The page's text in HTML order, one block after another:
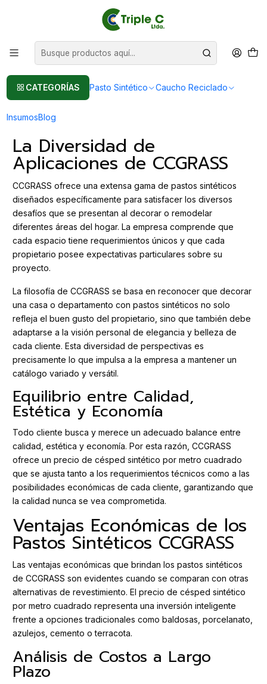
CATEGORÍAS Pasto Sintético Caucho Reciclado
InsumosBlog
Pasto sintético Para Jardín
CCGRASS: Versatilidad y Calidad en Pastos Sintéticos para Hogar
CCGRASS: Versatilidad y Calidad en
Pastos Sintéticos para Hogar
La Diversidad de
Aplicaciones de CCGRASS
CCGRASS ofrece una extensa gama de pastos sintéticos
diseñados específicamente para satisfacer los diversos
desafíos que se presentan al decorar o remodelar
diferentes áreas del hogar. La empresa comprende que
cada espacio tiene requerimientos únicos y que cada
propietario posee expectativas particulares sobre su
proyecto.
La filosofía de CCGRASS se basa en reconocer que decorar
una casa o departamento con pastos sintéticos no solo
refleja el buen gusto del propietario, sino que también debe
adaptarse a la visión personal de elegancia y belleza de
cada cliente. Esta diversidad de perspectivas es
precisamente lo que impulsa a la empresa a mantener un
catálogo variado y versátil.
Equilibrio entre Calidad,
Estética y Economía
Todo cliente busca y merece un adecuado balance entre
calidad, estética y economía. Por esta razón, CCGRASS
ofrece un precio de césped sintético por metro cuadrado
que se ajusta tanto a los requerimientos técnicos como a las
posibilidades económicas de cada cliente, garantizando que
la calidad nunca se vea comprometida.
Ventajas Económicas de los
Pastos Sintéticos CCGRASS
Las ventajas económicas que brindan los pastos sintéticos
de CCGRASS son evidentes cuando se comparan con otras
alternativas de revestimiento. El precio de césped sintético
por metro cuadrado representa una inversión inteligente
frente a opciones tradicionales como baldosas, porcelanato,
azulejos, cemento o terracota.
Análisis de Costos a Largo
Plazo